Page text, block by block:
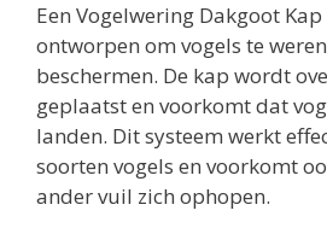
Een Vogelwering Dakgoot
ontworpen om vogels te
beschermen. De kap wordt
geplaatst en voorkomt dat
landen. Dit systeem werkt
soorten vogels en voorkomt
ander vuil zich ophopen.